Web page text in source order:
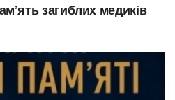
загиблих медиків